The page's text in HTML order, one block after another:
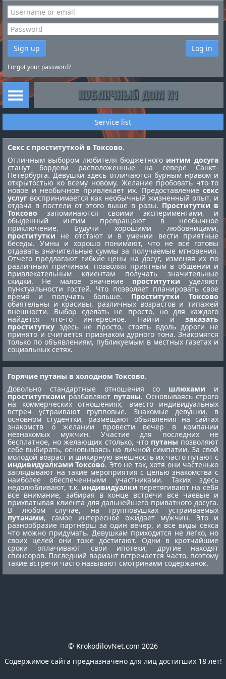
Sign up Log in
Forgot your password?
Service list
Секс с проституткой в Токсово.
Отличным выбором любителя бюджетного интим досуга
станут бордели расположенные на севере Санкт-
Петербурга. Девушки здесь отличаются бурным нравом и
открытостью ко всему новому. Желание пробовать что-то
новое и необычное привлекает их. Предоставление секс
услуг воспринимается как необычный жизненный опыт, и
отдача в постели от этого выше в разы. Проститутки в
Токсово запоминаются своими экспериментами, и
обыденный интим превращают в необычное
приключение. Будучи хорошими любовницами,
проститутки не отстают и в умении вести приятные
беседы. Умны и хорошо понимают, что не все готовы
отдавать значительные суммы за получаемые мгновения.
Отчего предлагают гибкие цены на досуг, изменяя их по
различным причинам, позволяя приятным в общении и
привлекательным клиентам получать значительные
скидки. Не малое значение проститутки уделяют
пунктуальности гостей. Что позволяет планировать свое
время и получать больше. Проститутки Токсово
обаятельны и красивы, различных возрастов и типажей
внешности. Выбор сделать не просто, но для каждого
найдется что-то интересное. Найти и заказать
проститутку здесь не просто, стоять вдоль дороги не
принято и считается признаком дурного тона. Знакомятся
только по объявлениям, публикуемым в местных газетах и
социальных сетях.
Горячие путаны в холодном Токсово.
Довольно стандартные отношения со шлюхами и
проституткамиразбавляют путаны. Основываясь строго
на коммерческих отношениях, вместо индивидуальных
встреч устраивают групповые. Знакомые девушки, в
основном студентки, размещают объявления на сайтах
знакомств о желании провести вечер в компании
незнакомых мужчин. Участие для последних не
бесплатное, но желающих столько, что путаны позволяют
себе выбирать, основываясь на личной симпатии. За свой
молодой возраст и шикарную внешность их часто путают с
индивидуалками Токсово. Это не так, хотя они частенько
заглядывают на такие мероприятия с целью знакомства с
наиболее обеспеченными участниками. Таких здесь
недолюбливают, т.к. индивидуалки перетягивают на себя
все внимание, забирая в конце встречи все чаевые и
прихватывая клиента для дальнейшего приватного досуга.
В любом случае, на групповушках устраиваемых
путанами, самое интересное ожидает мужчин. Это и
разнообразие партнёрш за один вечер, и все виды секса
что можно придумать. Девушкам приходится не легко, но
своих целей они тоже достигают. Одни в кротчайшие
сроки оплачивают свои ипотеки, другие находят
спонсоров. Последний вариант встречается часто, поэтому
такие встречи часто называют смотринами содержанок.
© KrokodilovNet.com 2026
Содержимое сайта предназначено для лиц достигших 18 лет!